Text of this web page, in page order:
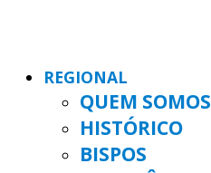
REGIONAL
QUEM SOMOS
HISTÓRICO
BISPOS